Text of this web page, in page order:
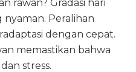
rawan? Gradasi hari
Peralihan
dengan cepat.
memastikan bahwa
stress.